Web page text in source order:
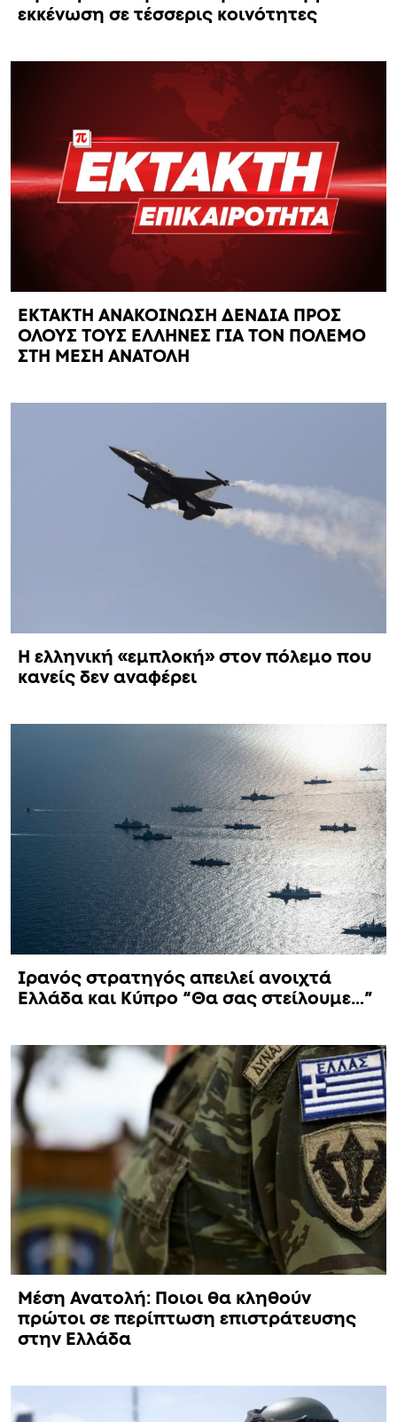
εκκένωση σε τέσσερις κοινότητες
ΕΚΤΑΚΤΗ ΑΝΑΚΟΙΝΩΣΗ ΔΕΝΔΙΑ ΠΡΟΣ
ΟΛΟΥΣ ΤΟΥΣ ΕΛΛΗΝΕΣ ΓΙΑ ΤΟΝ ΠΟΛΕΜΟ
ΣΤΗ ΜΕΣΗ ΑΝΑΤΟΛΗ
Η ελληνική «εμπλοκή» στον πόλεμο που
κανείς δεν αναφέρει
Ιρανός στρατηγός απειλεί ανοιχτά
Ελλάδα και Κύπρο “Θα σας στείλουμε…”
Μέση Ανατολή: Ποιοι θα κληθούν
πρώτοι σε περίπτωση επιστράτευσης
στην Ελλάδα